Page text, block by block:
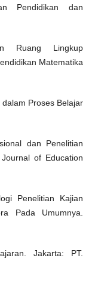
Pendidikan dan
Ruang Lingkup
Matematika
Proses Belajar
dan Penelitian
of Education
Penelitian Kajian
Pada Umumnya.
Jakarta: PT.